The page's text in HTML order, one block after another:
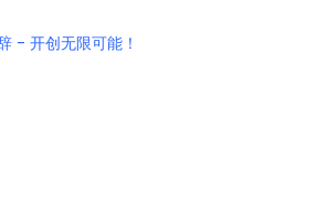
- 开创无限可能！